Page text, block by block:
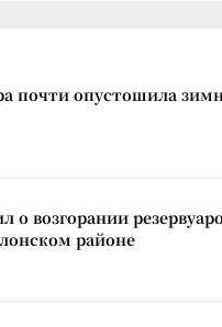
почти опустошила
о возгорании
районе